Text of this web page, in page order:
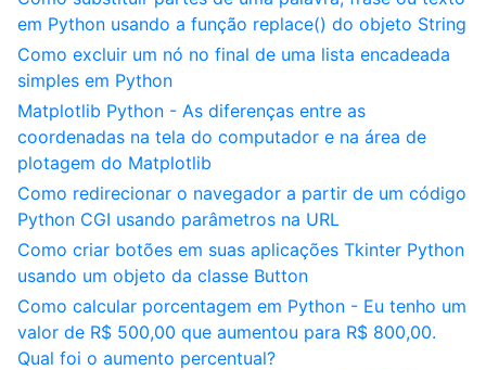
em Python usando a função replace() do objeto String
Como excluir um nó no final de uma lista encadeada
simples em Python
Matplotlib Python - As diferenças entre as
coordenadas na tela do computador e na área de
plotagem do Matplotlib
Como redirecionar o navegador a partir de um código
Python CGI usando parâmetros na URL
Como criar botões em suas aplicações Tkinter Python
usando um objeto da classe Button
Como calcular porcentagem em Python - Eu tenho um
valor de R$ 500,00 que aumentou para R$ 800,00.
Qual foi o aumento percentual?